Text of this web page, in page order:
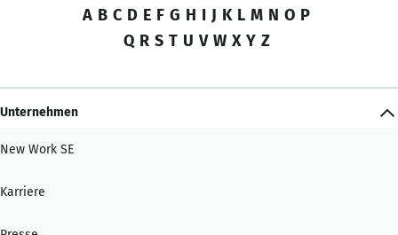
A B C D E F G H I J K L M N O P
Q R S T U V W X Y Z
Unternehmen
New Work SE
Karriere